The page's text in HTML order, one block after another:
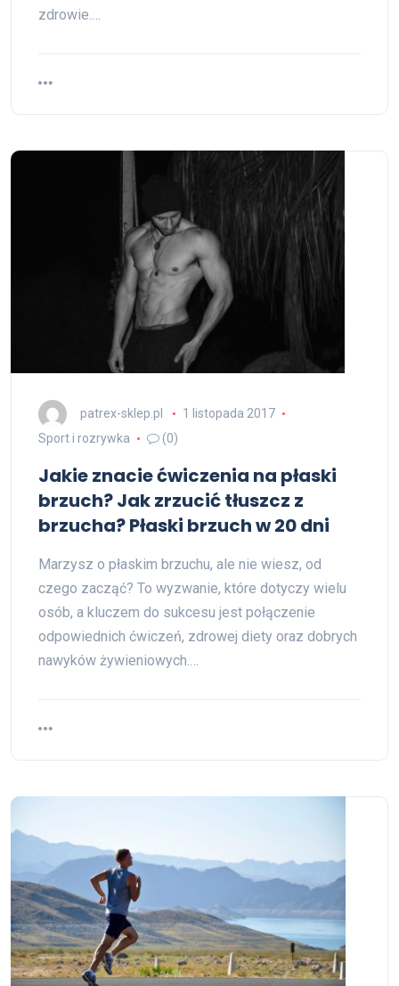
zdrowie.…
patrex-sklep.pl
1 listopada 2017
Sport i rozrywka
(0)
Jakie znacie ćwiczenia na płaski
brzuch? Jak zrzucić tłuszcz z
brzucha? Płaski brzuch w 20 dni
Marzysz o płaskim brzuchu, ale nie wiesz, od
czego zacząć? To wyzwanie, które dotyczy wielu
osób, a kluczem do sukcesu jest połączenie
odpowiednich ćwiczeń, zdrowej diety oraz dobrych
nawyków żywieniowych.…